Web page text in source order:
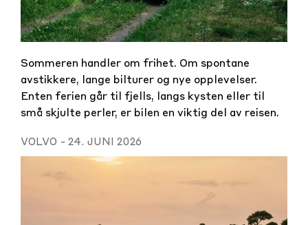
Sommeren handler om frihet. Om spontane
avstikkere, lange bilturer og nye opplevelser.
Enten ferien går til fjells, langs kysten eller til
små skjulte perler, er bilen en viktig del av reisen.
VOLVO - 24. JUNI 2026